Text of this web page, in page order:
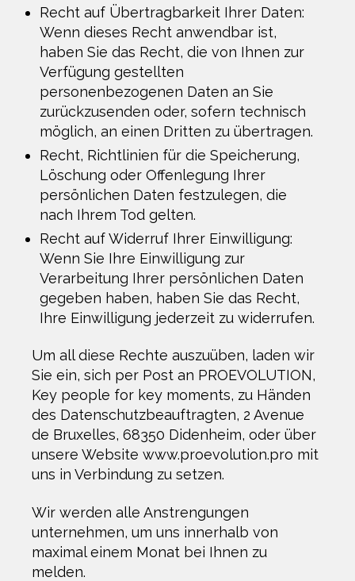
Recht auf Übertragbarkeit Ihrer Daten:
Wenn dieses Recht anwendbar ist,
haben Sie das Recht, die von Ihnen zur
Verfügung gestellten
personenbezogenen Daten an Sie
zurückzusenden oder, sofern technisch
möglich, an einen Dritten zu übertragen.
Recht, Richtlinien für die Speicherung,
Löschung oder Offenlegung Ihrer
persönlichen Daten festzulegen, die
nach Ihrem Tod gelten.
Recht auf Widerruf Ihrer Einwilligung:
Wenn Sie Ihre Einwilligung zur
Verarbeitung Ihrer persönlichen Daten
gegeben haben, haben Sie das Recht,
Ihre Einwilligung jederzeit zu widerrufen.
Um all diese Rechte auszuüben, laden wir
Sie ein, sich per Post an PROEVOLUTION,
Key people for key moments, zu Händen
des Datenschutzbeauftragten, 2 Avenue
de Bruxelles, 68350 Didenheim, oder über
unsere Website www.proevolution.pro mit
uns in Verbindung zu setzen.
Wir werden alle Anstrengungen
unternehmen, um uns innerhalb von
maximal einem Monat bei Ihnen zu
melden.